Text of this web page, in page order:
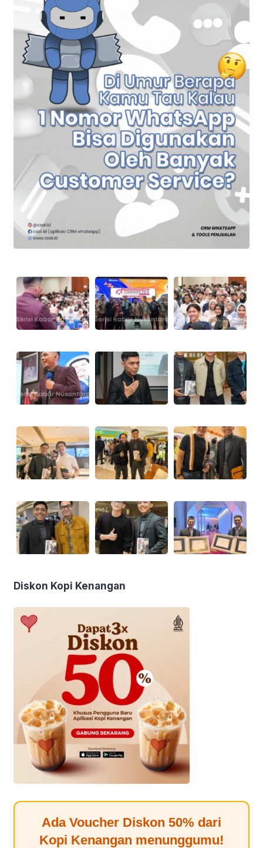
Diskon Kopi Kenangan
Ada Voucher Diskon 50% dari
Kopi Kenangan menunggumu!